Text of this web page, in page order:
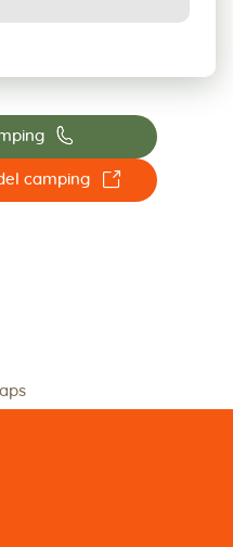
📞
camping ☐